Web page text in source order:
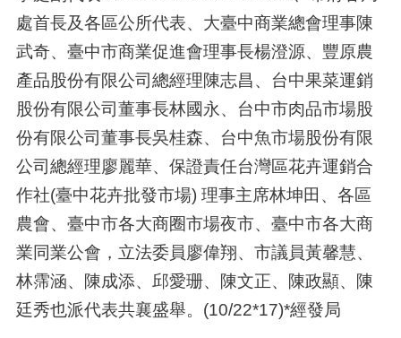
處首長及各區公所代表、大臺中商業總會理事陳
武奇、臺中市商業促進會理事長楊澄源、豐原農
產品股份有限公司總經理陳志昌、台中果菜運銷
股份有限公司董事長林國永、台中市肉品市場股
份有限公司董事長吳桂森、台中魚市場股份有限
公司總經理廖麗華、保證責任台灣區花卉運銷合
作社(臺中花卉批發市場) 理事主席林坤田、各區
農會、臺中市各大商圈市場夜市、臺中市各大商
業同業公會，立法委員廖偉翔、市議員黃馨慧、
林霈涵、陳成添、邱愛珊、陳文正、陳政顯、陳
廷秀也派代表共襄盛舉。(10/22*17)*經發局